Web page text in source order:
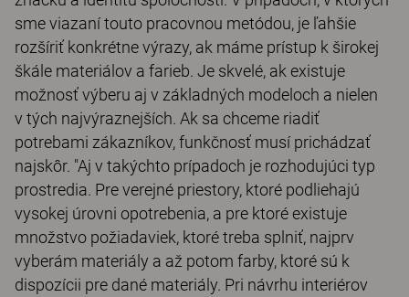
sme viazaní touto pracovnou metódou, je ľahšie
rozšíriť konkrétne výrazy, ak máme prístup k širokej
škále materiálov a farieb. Je skvelé, ak existuje
možnosť výberu aj v základných modeloch a nielen
v tých najvýraznejších. Ak sa chceme riadiť
potrebami zákazníkov, funkčnosť musí prichádzať
najskôr. "Aj v takýchto prípadoch je rozhodujúci typ
prostredia. Pre verejné priestory, ktoré podliehajú
vysokej úrovni opotrebenia, a pre ktoré existuje
množstvo požiadaviek, ktoré treba splniť, najprv
vyberám materiály a až potom farby, ktoré sú k
dispozícii pre dané materiály. Pri návrhu interiérov